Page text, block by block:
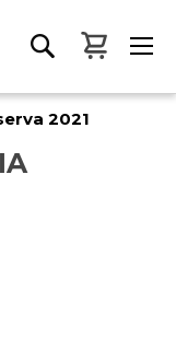
Mon
2021